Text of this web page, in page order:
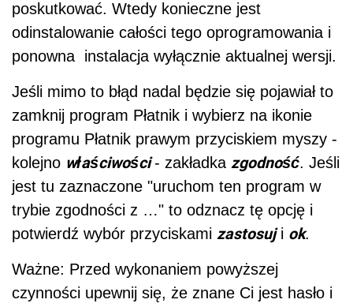
poskutkować. Wtedy konieczne jest
odinstalowanie całości tego oprogramowania i
ponowna instalacja wyłącznie aktualnej wersji.
Jeśli mimo to błąd nadal będzie się pojawiał to
zamknij program Płatnik i wybierz na ikonie
programu Płatnik prawym przyciskiem myszy -
kolejno właściwości- zakładka zgodność. Jeśli
jest tu zaznaczone "uruchom ten program w
trybie zgodności z …" to odznacz tę opcję i
potwierdź wybór przyciskami zastosuji ok.
Ważne: Przed wykonaniem powyższej
czynności upewnij się, że znane Ci jest hasło i